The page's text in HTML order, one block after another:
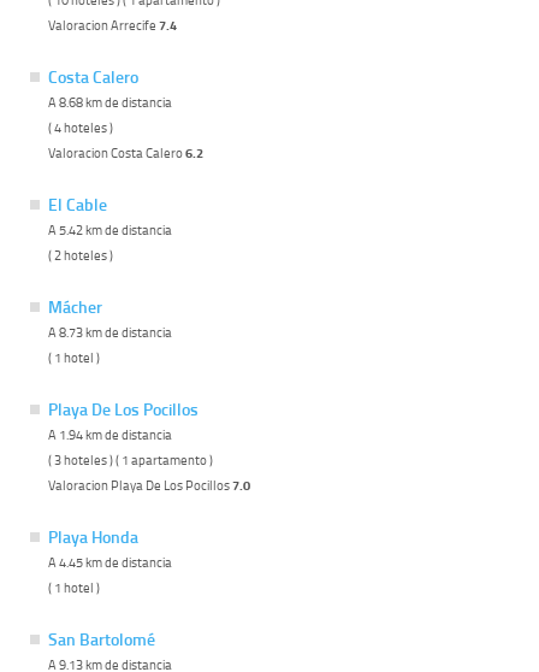
Valoracion Arrecife 7.4
Costa Calero
A 8.68 km de distancia
( 4 hoteles )
Valoracion Costa Calero6.2
El Cable
A 5.42 km de distancia
( 2 hoteles )
Mácher
A 8.73 km de distancia
( 1 hotel )
Playa De Los Pocillos
A 1.94 km de distancia
( 3 hoteles ) ( 1 apartamento )
Valoracion Playa De Los Pocillos7.0
Playa Honda
A 4.45 km de distancia
( 1 hotel )
San Bartolomé
A 9.13 km de distancia